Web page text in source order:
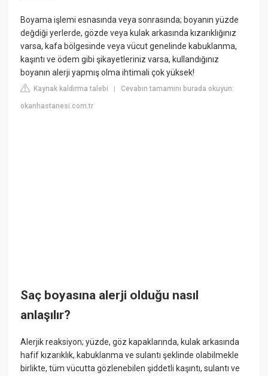
Boyama işlemi esnasında veya sonrasında; boyanın yüzde
değdiği yerlerde, gözde veya kulak arkasında kızarıklığınız
varsa, kafa bölgesinde veya vücut genelinde kabuklanma,
kaşıntı ve ödem gibi şikayetleriniz varsa, kullandığınız
boyanın alerji yapmış olma ihtimali çok yüksek!
Kaynak kaldırma talebi |Cevabın tamamını burada okuyun:
okanhastanesi.com.tr
Saç boyasına alerji olduğu nasıl
anlaşılır?
Alerjik reaksiyon; yüzde, göz kapaklarında, kulak arkasında
hafif kızarıklık, kabuklanma ve sulantı şeklinde olabilmekle
birlikte, tüm vücutta gözlenebilen şiddetli kaşıntı, sulantı ve